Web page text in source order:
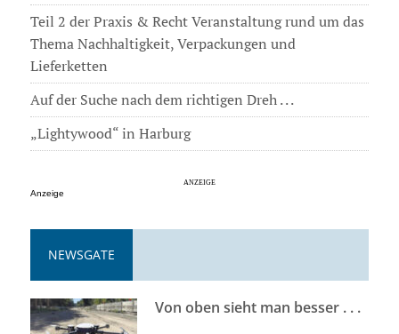
Teil 2 der Praxis & Recht Veranstaltung rund um das
Thema Nachhaltigkeit, Verpackungen und
Lieferketten
Auf der Suche nach dem richtigen Dreh . . .
„Lightywood“ in Harburg
Anzeige
NEWSGATE
Von oben sieht man besser . . .